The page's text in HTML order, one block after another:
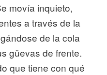
movía inquieto,
a través de la
de la cola
güevas de frente.
que tiene con qué